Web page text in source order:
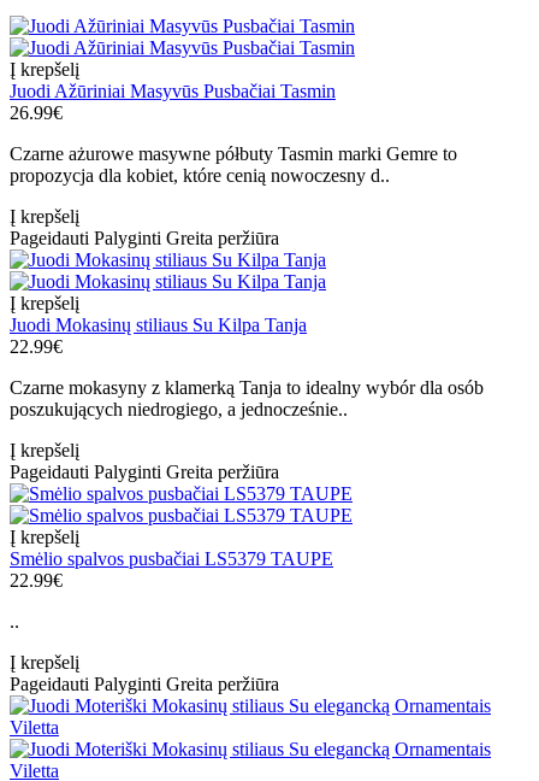
Į krepšelį
Juodi Ažūriniai Masyvūs Pusbačiai Tasmin
26.99€
Czarne ażurowe masywne półbuty Tasmin marki Gemre to
propozycja dla kobiet, które cenią nowoczesny d..
Į krepšelį
Pageidauti Palyginti Greita peržiūra
Į krepšelį
Juodi Mokasinų stiliaus Su Kilpa Tanja
22.99€
Czarne mokasyny z klamerką Tanja to idealny wybór dla osób
poszukujących niedrogiego, a jednocześnie..
Į krepšelį
Pageidauti Palyginti Greita peržiūra
Į krepšelį
Smėlio spalvos pusbačiai LS5379 TAUPE
22.99€
..
Į krepšelį
Pageidauti Palyginti Greita peržiūra